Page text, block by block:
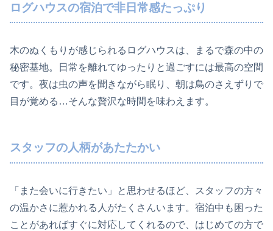
ログハウスの宿泊で非日常感たっぷり
木のぬくもりが感じられるログハウスは、まるで森の中の
秘密基地。日常を離れてゆったりと過ごすには最高の空間
です。夜は虫の声を聞きながら眠り、朝は鳥のさえずりで
目が覚める…そんな贅沢な時間を味わえます。
スタッフの人柄があたたかい
「また会いに行きたい」と思わせるほど、スタッフの方々
の温かさに惹かれる人がたくさんいます。宿泊中も困った
ことがあればすぐに対応してくれるので、はじめての方で